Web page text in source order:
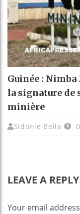
Guinée :
la signature de
minière
Sidonie Bella
LEAVE A REPLY
Your email